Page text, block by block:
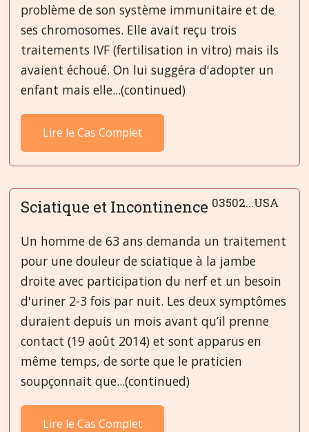
problème de son système immunitaire et de
ses chromosomes. Elle avait reçu trois
traitements IVF (fertilisation in vitro) mais ils
avaient échoué. On lui suggéra d'adopter un
enfant mais elle...(continued)
Lire le Cas Complet
Sciatique et Incontinence 03502...USA
Un homme de 63 ans demanda un traitement
pour une douleur de sciatique à la jambe
droite avec participation du nerf et un besoin
d'uriner 2-3 fois par nuit. Les deux symptômes
duraient depuis un mois avant qu’il prenne
contact (19 août 2014) et sont apparus en
même temps, de sorte que le praticien
soupçonnait que...(continued)
Lire le Cas Complet